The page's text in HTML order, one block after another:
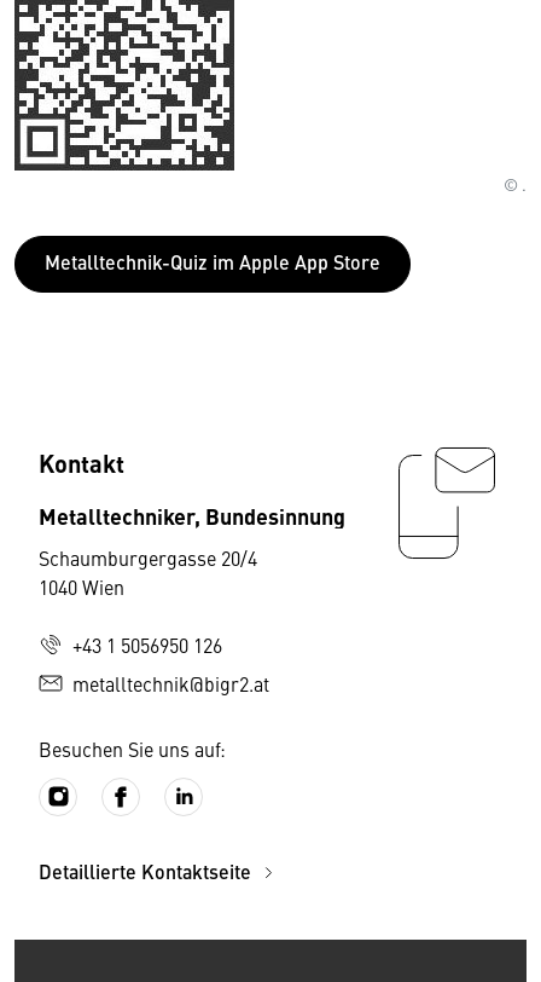
© .
Metalltechnik-Quiz im Apple App Store
Kontakt
Metalltechniker, Bundesinnung
Schaumburgergasse 20/4
1040 Wien
+43 1 5056950 126
metalltechnik@bigr2.at
Besuchen Sie uns auf:
Detaillierte Kontaktseite